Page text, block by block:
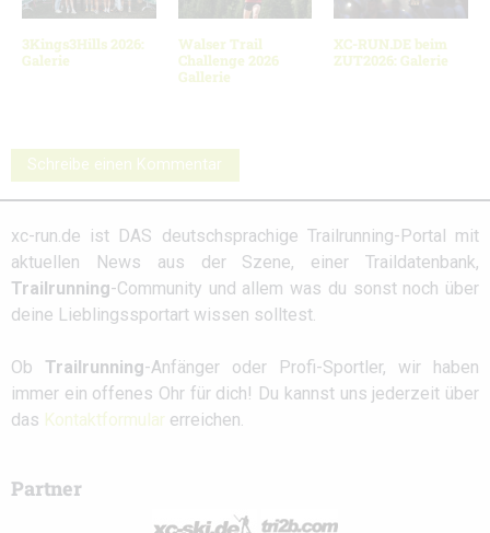
3Kings3Hills 2026:
Galerie
Walser Trail
Challenge 2026
Gallerie
XC-RUN.DE beim
ZUT2026: Galerie
Schreibe einen Kommentar
xc-run.de ist DAS deutschsprachige Trailrunning-Portal mit
aktuellen News aus der Szene, einer Traildatenbank,
Trailrunning-Community und allem was du sonst noch über
deine Lieblingssportart wissen solltest.
Ob Trailrunning-Anfänger oder Profi-Sportler, wir haben
immer ein offenes Ohr für dich! Du kannst uns jederzeit über
das Kontaktformular erreichen.
Partner